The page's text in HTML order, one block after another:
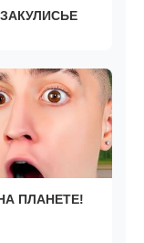
ПЛАНЕТЕ!